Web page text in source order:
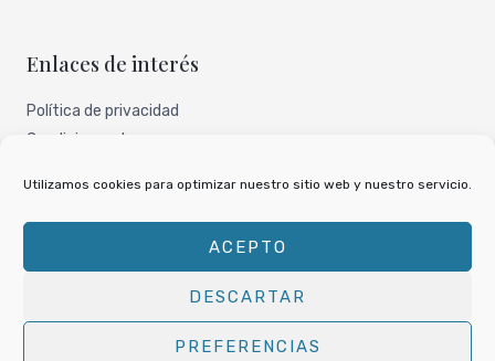
Utilizamos cookies para optimizar nuestro sitio web y nuestro servicio.
ACEPTO
DESCARTAR
PREFERENCIAS
m
f
Enlaces de interés
Política de privacidad
Condiciones de uso
Nuestro perfil de todocoleccion
Copyright © 2026